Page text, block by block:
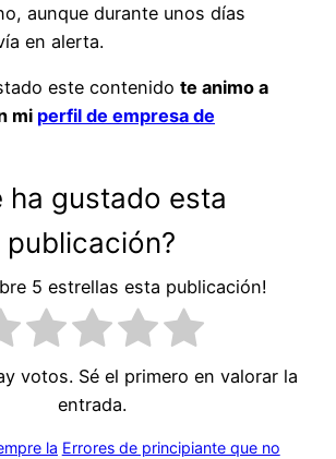
aunque durante unos días
en alerta.
este contenido te animo a
mi perfil de empresa de
ha gustado esta
publicación?
5 estrellas esta publicación!
votos. Sé el primero en valorar la
entrada.
la Errores de principiante que no